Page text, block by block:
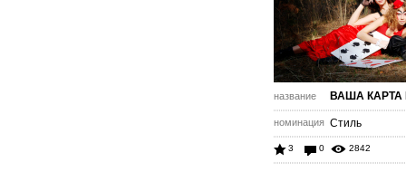
название ВАША КАРТА
номинация Стиль
3 0 2842